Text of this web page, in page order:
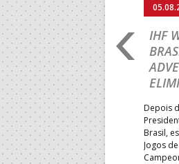
2026: PORTUGAL
AOS
À SUÉCIA
18 volta a entrar em campo
11h00 (hora portuguesa),
naquele que será o
de Portugal no
– transmissão em direto
IHF
Depois
Brasil,
Jogos